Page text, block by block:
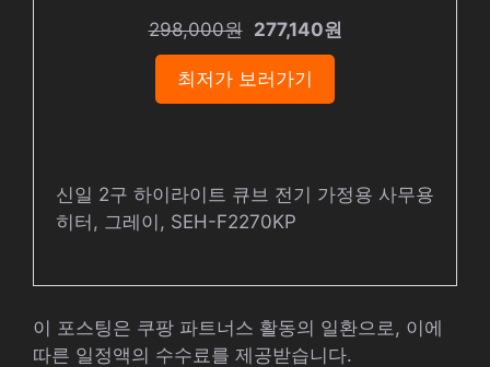
298,000원 277,140원
최저가 보러가기
신일 2구 하이라이트 큐브 전기 가정용 사무용
히터, 그레이, SEH-F2270KP
이 포스팅은 쿠팡 파트너스 활동의 일환으로, 이에
따른 일정액의 수수료를 제공받습니다.